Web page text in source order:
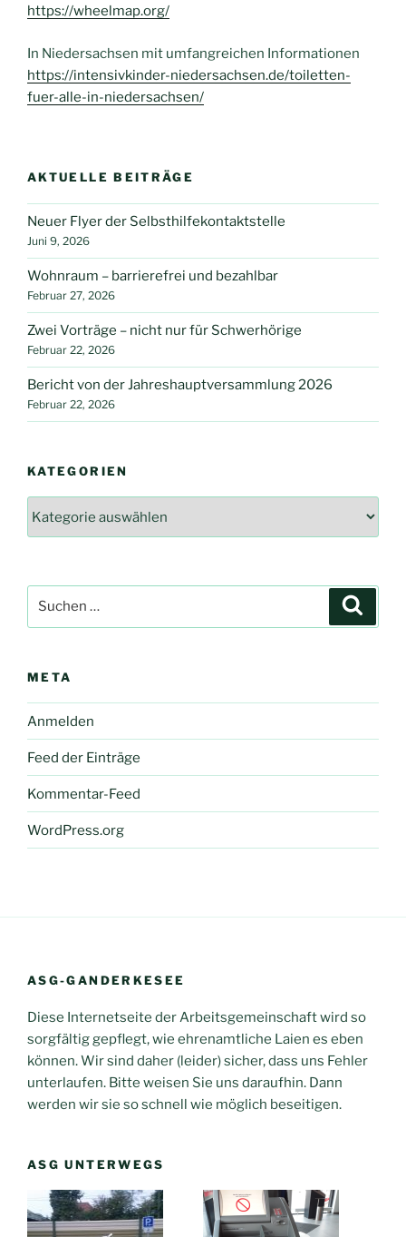
https://wheelmap.org/
In Niedersachsen mit umfangreichen Informationen
https://intensivkinder-niedersachsen.de/toiletten-
fuer-alle-in-niedersachsen/
AKTUELLE BEITRÄGE
Neuer Flyer der Selbsthilfekontaktstelle
Juni 9, 2026
Wohnraum – barrierefrei und bezahlbar
Februar 27, 2026
Zwei Vorträge – nicht nur für Schwerhörige
Februar 22, 2026
Bericht von der Jahreshauptversammlung 2026
Februar 22, 2026
KATEGORIEN
nach:
META
Anmelden
Feed der Einträge
Kommentar-Feed
WordPress.org
ASG-GANDERKESEE
Diese Internetseite der Arbeitsgemeinschaft wird so
sorgfältig gepflegt, wie ehrenamtliche Laien es eben
können. Wir sind daher (leider) sicher, dass uns Fehler
unterlaufen. Bitte weisen Sie uns daraufhin. Dann
werden wir sie so schnell wie möglich beseitigen.
ASG UNTERWEGS